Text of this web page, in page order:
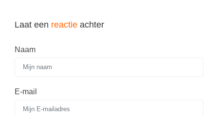
Schoolvakanties
Laat een reactie achter
Naam
E-mail